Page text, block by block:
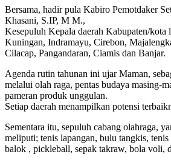
Bersama, hadir pula Kabiro Pemotdaker
Khasani, S.IP, M M.,
Kesepuluh Kepala daerah Kabupaten/kota
Kuningan, Indramayu, Cirebon,
Cilacap, Pangandaran, Ciamis dan Banjar.
Agenda rutin tahunan ini ujar Maman,
melalui olah raga, pentas budaya masing-
pameran produk unggulan.
Setiap daerah menampilkan potensi
Sementara itu, sepuluh cabang olahraga,
meliputi; tenis lapangan, bulu tangkis,
balok , pickleball, sepak takraw, bola voli,